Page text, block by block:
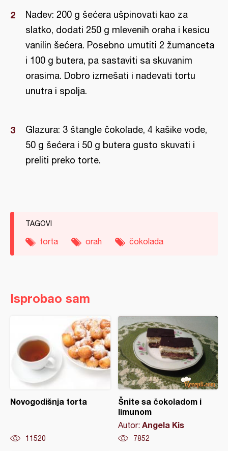
Nadev: 200 g šećera ušpinovati kao za
slatko, dodati 250 g mlevenih oraha i kesicu
vanilin šećera. Posebno umutiti 2 žumanceta
i 100 g butera, pa sastaviti sa skuvanim
orasima. Dobro izmešati i nadevati tortu
unutra i spolja.
Glazura: 3 štangle čokolade, 4 kašike vode,
50 g šećera i 50 g butera gusto skuvati i
preliti preko torte.
TAGOVI
torta orah čokolada
Isprobao sam
Novogodišnja torta
11520
Šnite sa čokoladom i
limunom
Autor: Angela Kis
7852